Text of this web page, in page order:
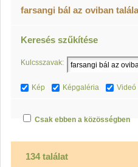
farsangi bál az oviban
Keresés szűkítése
Kulcsszavak:
Kép Képgaléria Videó
Csak ebben a közösségben
134 találat